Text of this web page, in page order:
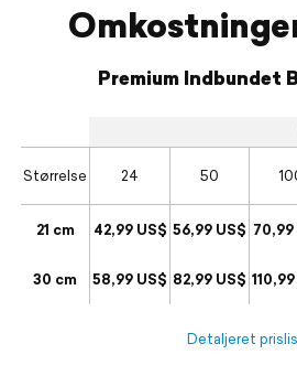
Premium Indbundet
Størrelse 24 50
21 cm 42,99 US$ 56,99 US$ 70,99
30 cm 58,99 US$ 82,99 US$
Detaljeret